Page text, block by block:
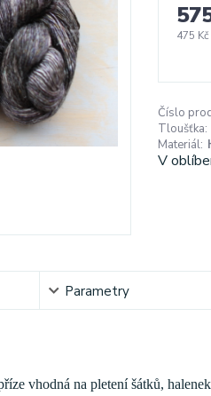
475 Kč
Číslo
Tloušťka:
Materiál:
V
Parametry
vhodná na pletení šátků,